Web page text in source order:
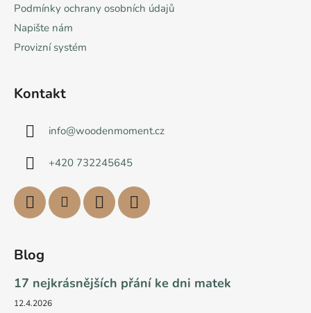
Podmínky ochrany osobních údajů
Napište nám
Provizní systém
Kontakt
info@woodenmoment.cz
+420 732245645
Blog
17 nejkrásnějších přání ke dni matek
12.4.2026